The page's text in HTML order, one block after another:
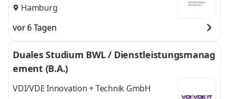
Hamburg
vor 6 Tagen
Duales Studium BWL / Dienstleistungsmanag
ement (B.A.)
VDI/VDE Innovation + Technik GmbH